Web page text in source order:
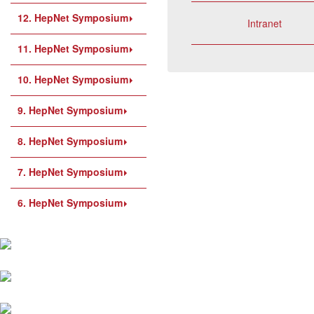
12. HepNet Symposium
11. HepNet Symposium
10. HepNet Symposium
9. HepNet Symposium
8. HepNet Symposium
7. HepNet Symposium
6. HepNet Symposium
Intranet